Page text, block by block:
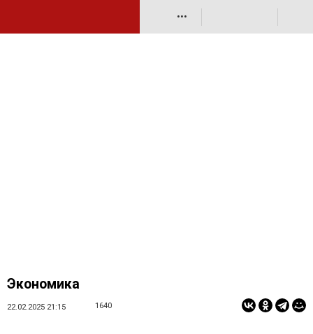
•••
Экономика
22.02.2025 21:15 1640